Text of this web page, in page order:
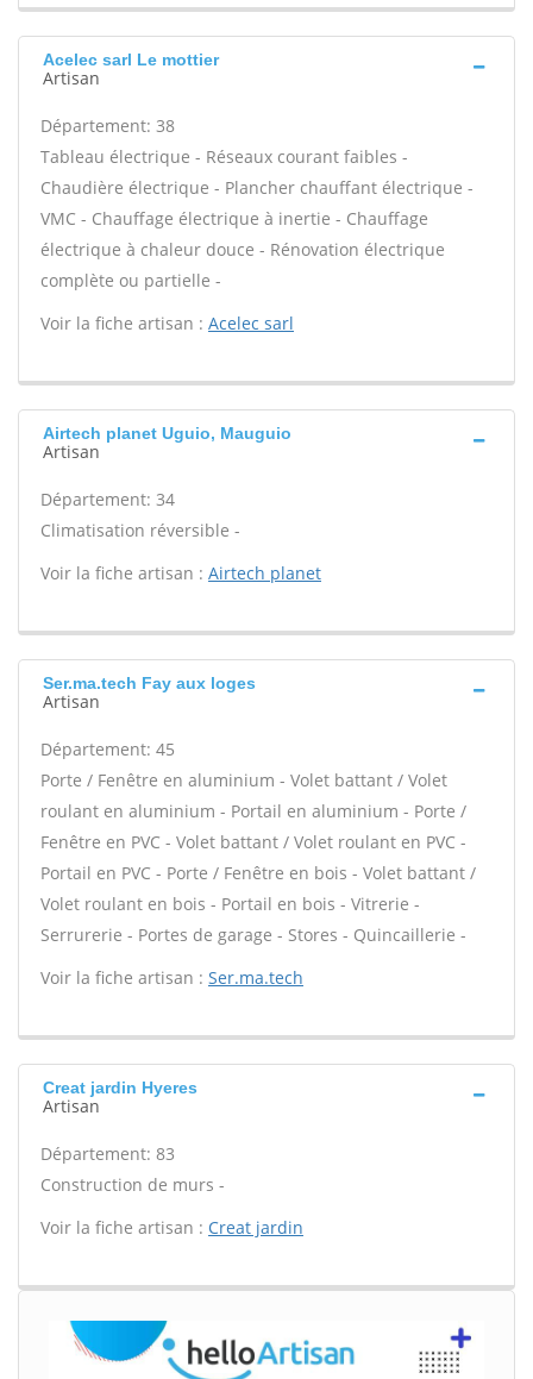
Acelec sarl Le mottier
Artisan
Département: 38
Tableau électrique - Réseaux courant faibles -
Chaudière électrique - Plancher chauffant électrique -
VMC - Chauffage électrique à inertie - Chauffage
électrique à chaleur douce - Rénovation électrique
complète ou partielle -
Voir la fiche artisan : Acelec sarl
Airtech planet Uguio, Mauguio
Artisan
Département: 34
Climatisation réversible -
Voir la fiche artisan : Airtech planet
Ser.ma.tech Fay aux loges
Artisan
Département: 45
Porte / Fenêtre en aluminium - Volet battant / Volet
roulant en aluminium - Portail en aluminium - Porte /
Fenêtre en PVC - Volet battant / Volet roulant en PVC -
Portail en PVC - Porte / Fenêtre en bois - Volet battant /
Volet roulant en bois - Portail en bois - Vitrerie -
Serrurerie - Portes de garage - Stores - Quincaillerie -
Voir la fiche artisan : Ser.ma.tech
Creat jardin Hyeres
Artisan
Département: 83
Construction de murs -
Voir la fiche artisan : Creat jardin